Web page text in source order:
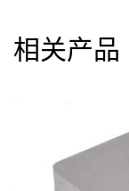
相关产品